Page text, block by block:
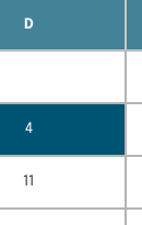
D
4
11